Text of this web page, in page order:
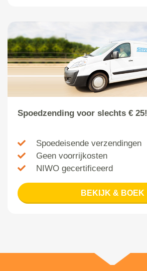
Spoedzending voor slechts € 25!
Spoedeisende verzendingen
Geen voorrijkosten
NIWO gecertificeerd
BEKIJK & BOEK